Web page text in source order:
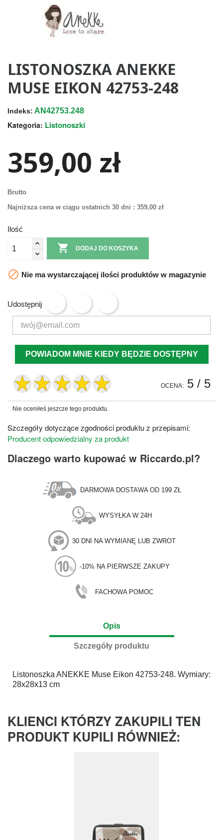
LISTONOSZKA ANEKKE
MUSE EIKON 42753-248
Indeks: AN42753.248
Kategoria: Listonoszki
359,00 zł
Brutto
Najniższa cena w ciągu ostatnich 30 dni : 359,00 zł
Ilość
 DODAJ DO KOSZYKA
 Nie ma wystarczającej ilości produktów w magazynie
Udostępnij
POWIADOM MNIE KIEDY BĘDZIE DOSTĘPNY
OCENA: 5 / 5
Nie oceniłeś jeszcze tego produktu.
Szczegóły dotyczące zgodności produktu z przepisami:
Producent odpowiedzialny za produkt
Dlaczego warto kupować w Riccardo.pl?
DARMOWA DOSTAWA OD 199 ZŁ
WYSYŁKA W 24H
30 DNI NA WYMIANĘ LUB ZWROT
-10% NA PIERWSZE ZAKUPY
FACHOWA POMOC
Opis
Szczegóły produktu
Listonoszka ANEKKE Muse Eikon 42753-248. Wymiary:
28x28x13 cm
KLIENCI KTÓRZY ZAKUPILI TEN
PRODUKT KUPILI RÓWNIEŻ: